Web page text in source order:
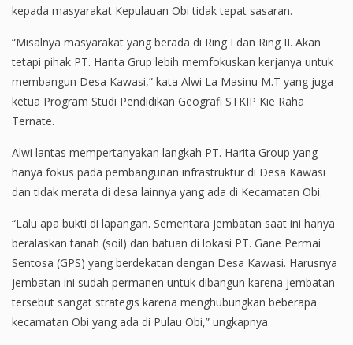
kepada masyarakat Kepulauan Obi tidak tepat sasaran.
“Misalnya masyarakat yang berada di Ring I dan Ring II. Akan
tetapi pihak PT. Harita Grup lebih memfokuskan kerjanya untuk
membangun Desa Kawasi,” kata Alwi La Masinu M.T yang juga
ketua Program Studi Pendidikan Geografi STKIP Kie Raha
Ternate.
Alwi lantas mempertanyakan langkah PT. Harita Group yang
hanya fokus pada pembangunan infrastruktur di Desa Kawasi
dan tidak merata di desa lainnya yang ada di Kecamatan Obi.
“Lalu apa bukti di lapangan. Sementara jembatan saat ini hanya
beralaskan tanah (soil) dan batuan di lokasi PT. Gane Permai
Sentosa (GPS) yang berdekatan dengan Desa Kawasi. Harusnya
jembatan ini sudah permanen untuk dibangun karena jembatan
tersebut sangat strategis karena menghubungkan beberapa
kecamatan Obi yang ada di Pulau Obi,” ungkapnya.